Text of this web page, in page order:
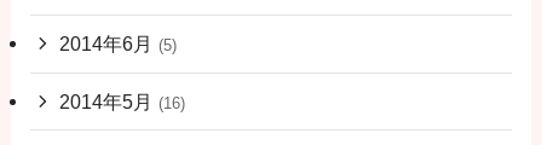
2014年6月 (5)
2014年5月 (16)